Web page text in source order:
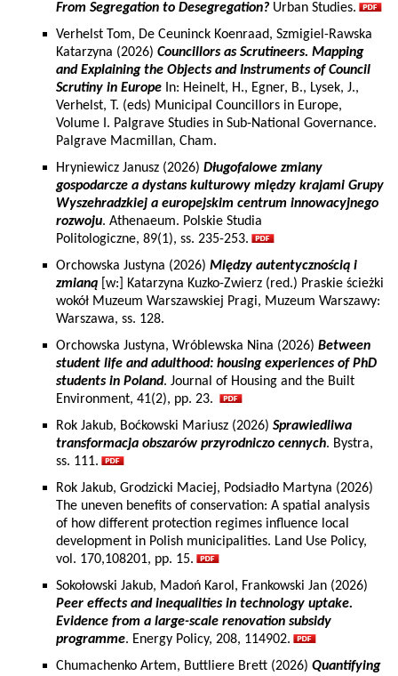
From Segregation to Desegregation? Urban Studies.
Verhelst Tom, De Ceuninck Koenraad, Szmigiel-Rawska
Katarzyna (2026) Councillors as Scrutineers. Mapping
and Explaining the Objects and Instruments of Council
Scrutiny in Europe In: Heinelt, H., Egner, B., Lysek, J.,
Verhelst, T. (eds) Municipal Councillors in Europe,
Volume I. Palgrave Studies in Sub-National Governance.
Palgrave Macmillan, Cham.
Hryniewicz Janusz (2026) Długofalowe zmiany
gospodarcze a dystans kulturowy między krajami Grupy
Wyszehradzkiej a europejskim centrum innowacyjnego
rozwoju. Athenaeum. Polskie Studia
Politologiczne, 89(1), ss. 235-253.
Orchowska Justyna (2026) Między autentycznością i
zmianą [w:] Katarzyna Kuzko-Zwierz (red.) Praskie ścieżki
wokół Muzeum Warszawskiej Pragi, Muzeum Warszawy:
Warszawa, ss. 128.
Orchowska Justyna, Wróblewska Nina (2026) Between
student life and adulthood: housing experiences of PhD
students in Poland. Journal of Housing and the Built
Environment, 41(2), pp. 23.
Rok Jakub, Boćkowski Mariusz (2026) Sprawiedliwa
transformacja obszarów przyrodniczo cennych. Bystra,
ss. 111.
Rok Jakub, Grodzicki Maciej, Podsiadło Martyna (2026)
The uneven benefits of conservation: A spatial analysis
of how different protection regimes influence local
development in Polish municipalities. Land Use Policy,
vol. 170,108201, pp. 15.
Sokołowski Jakub, Madoń Karol, Frankowski Jan (2026)
Peer effects and inequalities in technology uptake.
Evidence from a large-scale renovation subsidy
programme. Energy Policy, 208, 114902.
Chumachenko Artem, Buttliere Brett (2026) Quantifying